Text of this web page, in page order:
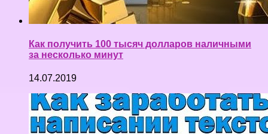
Как получить 100 тысяч долларов наличными
за несколько минут
14.07.2019